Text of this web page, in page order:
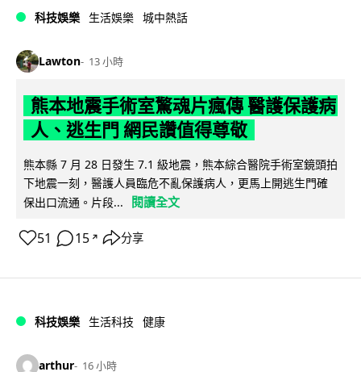
科技娛樂 生活娛樂 城中熱話
Lawton 13 小時
熊本地震手術室驚魂片瘋傳 醫護保護病
人、逃生門 網民讚值得尊敬
熊本縣 7 月 28 日發生 7.1 級地震，熊本綜合醫院手術室鏡頭拍
下地震一刻，醫護人員臨危不亂保護病人，更馬上開逃生門確
保出口流通。片段...
閱讀全文
51 15 ↗ 分享
科技娛樂 生活科技 健康
arthur 16 小時